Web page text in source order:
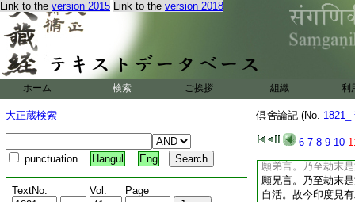
Link to the version 2015 Link to the version 2018
ホーム 検索 ご挨拶 組織 利
大正蔵検索
punctuation Hangul Eng
TextNo. Vol. Page
倶舍論記 (No. 1821_
6 7 8 9 10
迦多名剪剃。衍名
剪剃種女生。從母
子。是婆羅門十姓
貴族。所以名剪剃
婦生子繼嗣。年至
初時。有婆羅門。
覲問見父鬢髮蓬亂
諸仙見已皆欲剃除
願弟言。乃至劫末
願兄言。乃至劫末
自活。故今印度見